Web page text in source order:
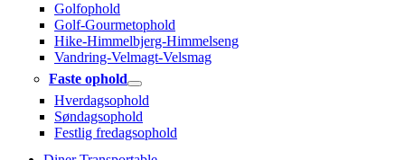
Golfophold
Golf-Gourmetophold
Hike-Himmelbjerg-Himmelseng
Vandring-Velmagt-Velsmag
Faste ophold
Hverdagsophold
Søndagsophold
Festlig fredagsophold